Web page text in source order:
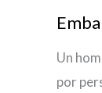
Un
por